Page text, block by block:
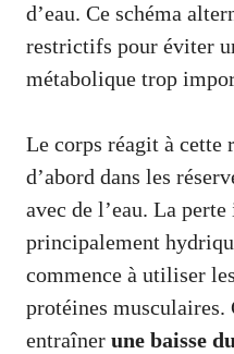
d’eau. Ce schéma
restrictifs pour éviter
métabolique trop
Le corps réagit à cette
d’abord dans les
avec de l’eau. La
principalement
commence à utiliser
protéines musculaires.
entraîner une baisse